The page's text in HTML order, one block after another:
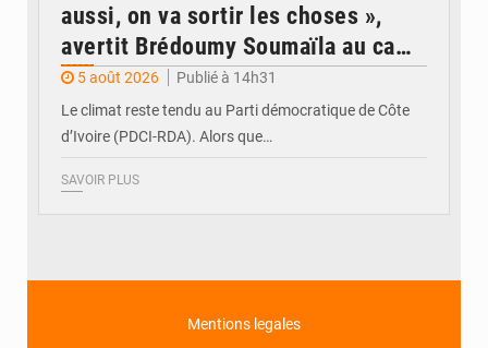
aussi, on va sortir les choses »,
avertit Brédoumy Soumaïla au camp
Guikahué
5 août 2026
Publié à 14h31
Le climat reste tendu au Parti démocratique de Côte
d’Ivoire (PDCI-RDA). Alors que…
SAVOIR PLUS
Mentions legales